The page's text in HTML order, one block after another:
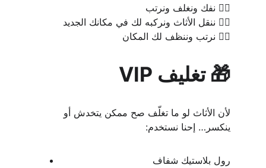
٥️⃣ نفك ونغلف ونرتب
٦️⃣ ننقل الأثاث ونركبه لك في مكانك الجديد
٧️⃣ نرتب وننظف لك المكان
🎁 تغليف VIP
لأن الأثاث لو ما تغلّف صح ممكن يتخدش أو
ينكسر… إحنا نستخدم:
رول بلاستيك شفاف